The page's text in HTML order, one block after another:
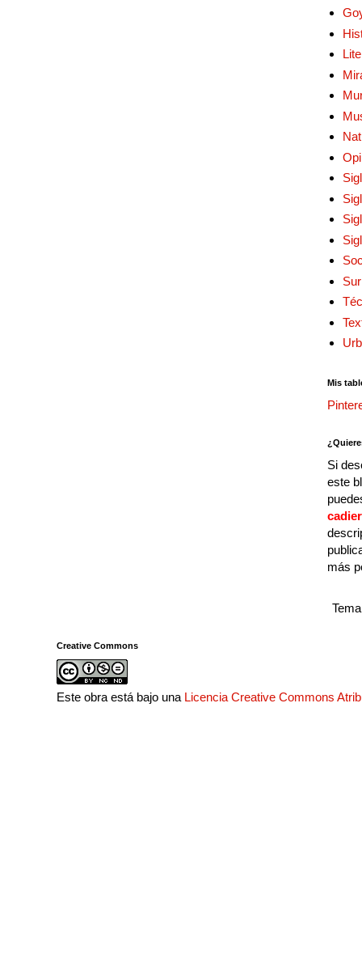
Mis
Si
este
más
Creative Commons
Este obra está bajo una Licencia Creative Commons